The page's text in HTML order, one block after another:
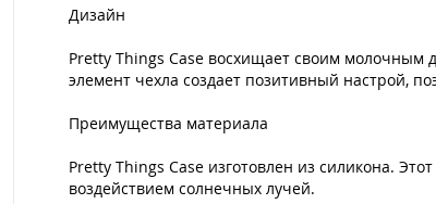
Дизайн
Pretty Things Case восхищает своим
элемент чехла создает позитивный настрой,
Преимущества материала
Pretty Things Case изготовлен из силикона.
воздействием солнечных лучей.